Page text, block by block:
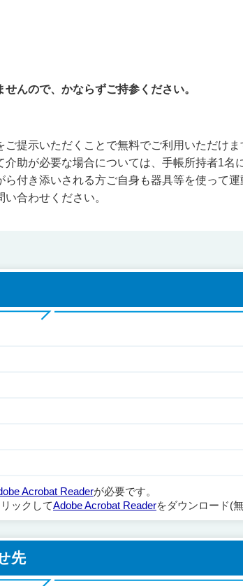
んので、かならずご持参ください。
提示いただくことで無料でご利用いただけ
助が必要な場合については、手帳所持者1名
付き添いされる方ご自身も器具等を使って
合わせください。
Acrobat Readerが必要です。
ックしてAdobe Acrobat Readerをダウンロード(
先